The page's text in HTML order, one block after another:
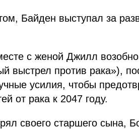
Байден выступал за
с женой Джилл
выстрел против рака»),
усилия, чтобы
от рака к 2047 году.
своего старшего сына,